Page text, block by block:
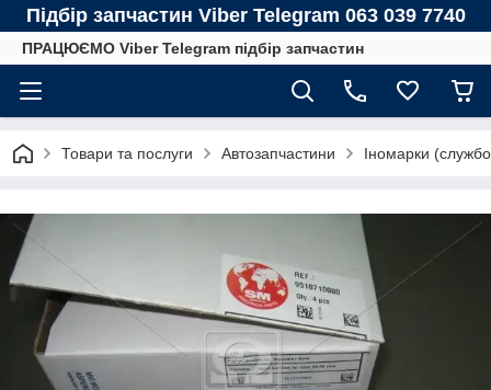
Підбір запчастин Viber Telegram 063 039 7740
ПРАЦЮЄМО Viber Telegram підбір запчастин
Товари та послуги Автозапчастини Іномарки